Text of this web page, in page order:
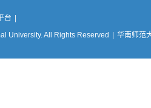
台 |
University. All Rights Reserved | 华南师范